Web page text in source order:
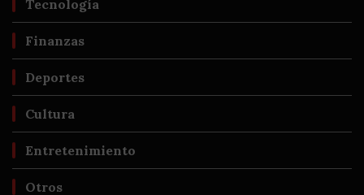
Tecnología
Finanzas
Deportes
Cultura
Entretenimiento
Otros